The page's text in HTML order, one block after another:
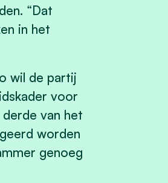
“Dat
in het
wil de partij
voor
van het
worden
genoeg